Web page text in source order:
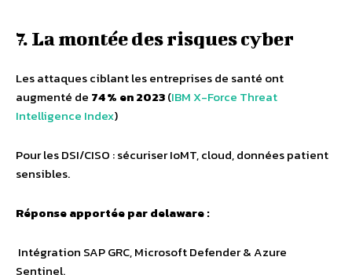
7. La montée des risques cyber
Les attaques ciblant les entreprises de santé ont
augmenté de 74 % en 2023(IBM X-Force Threat
Intelligence Index)
Pour les DSI/CISO : sécuriser IoMT, cloud, données patient
sensibles.
Réponse apportée par delaware :
Intégration SAP GRC, Microsoft Defender & Azure
Sentinel.